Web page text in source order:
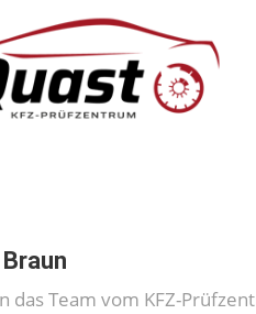
das Team vom KFZ-